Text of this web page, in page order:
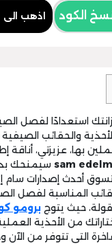
الكود اذهب الى
استعدادًا لفصل
والحقائب الصيفية
بها، عزيزتي، أناقة
sam سيمنحك
أحدث إصدارات سام
المناسبة لفصل
حيث يتوج برومو
من الأحذية
التي تتوفر من الآن